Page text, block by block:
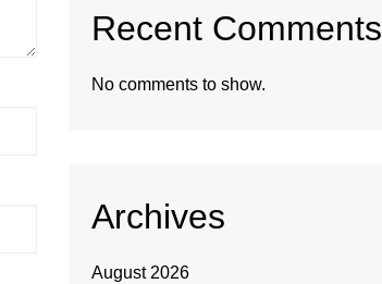
Recent Comments
No comments to show.
Archives
August 2026